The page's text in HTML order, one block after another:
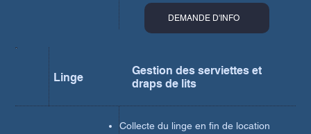
DEMANDE D'INFO
Linge
Gestion des serviettes et
draps de lits
Collecte du linge en fin de location